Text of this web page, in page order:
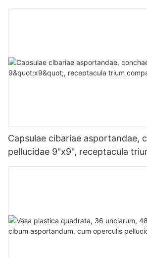
Suppletae.
Capsulae cibariae asportandae,
pellucidae 9"x9", receptacula
compartimentorum.